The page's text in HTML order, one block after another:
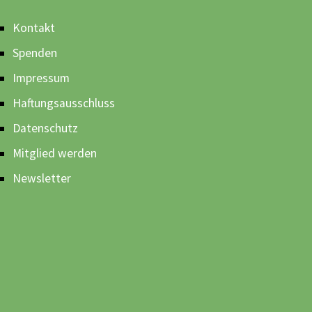
Kontakt
Spenden
Impressum
Haftungsausschluss
Datenschutz
Mitglied werden
Newsletter